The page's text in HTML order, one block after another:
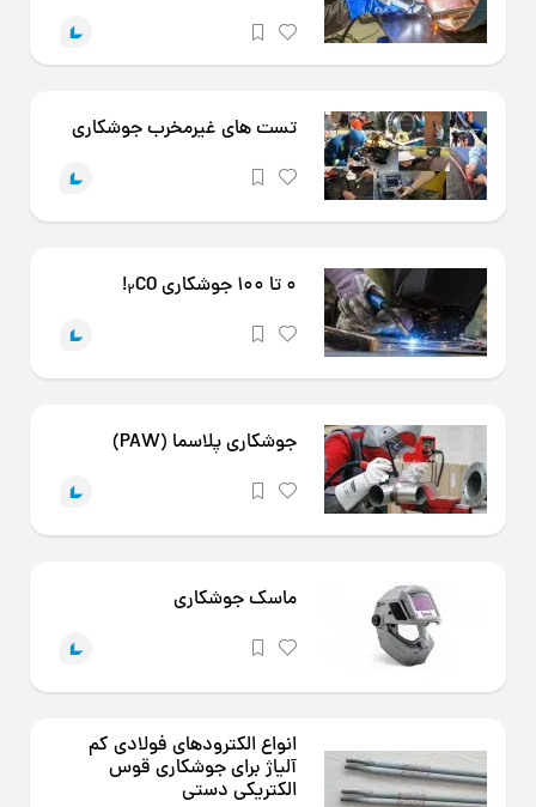
تست های غیرمخرب جوشکاری
0 تا 100 جوشکاری CO 2
!
جوشکاری پلاسما (PAW)
ماسک جوشکاری
انواع الکترودهای فولادی کم
آلیاژ برای جوشکاری قوس
الکتریکی دستی